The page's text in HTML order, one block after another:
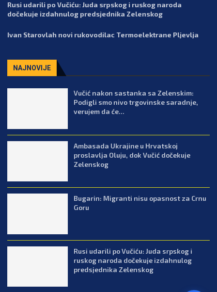
Rusi udarili po Vučiću: Juda srpskog i ruskog naroda
dočekuje izdahnulog predsjednika Zelenskog
Ivan Starovlah novi rukovodilac Termoelektrane Pljevlja
NAJNOVIJE
Vučić nakon sastanka sa Zelenskim:
Podigli smo nivo trgovinske saradnje,
verujem da će...
Ambasada Ukrajine u Hrvatskoj
proslavlja Oluju, dok Vučić dočekuje
Zelenskog
Bugarin: Migranti nisu opasnost za Crnu
Goru
Rusi udarili po Vučiću: Juda srpskog i
ruskog naroda dočekuje izdahnulog
predsjednika Zelenskog